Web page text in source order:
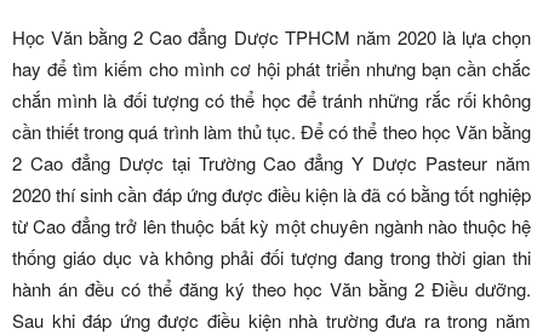
Học Văn bằng 2 Cao đẳng Dược TPHCM năm 2020 là lựa chọn
hay để tìm kiếm cho mình cơ hội phát triển nhưng bạn cần chắc
chắn mình là đối tượng có thể học để tránh những rắc rối không
cần thiết trong quá trình làm thủ tục. Để có thể theo học Văn bằng
2 Cao đẳng Dược tại Trường Cao đẳng Y Dược Pasteur năm
2020 thí sinh cần đáp ứng được điều kiện là đã có bằng tốt nghiệp
từ Cao đẳng trở lên thuộc bất kỳ một chuyên ngành nào thuộc hệ
thống giáo dục và không phải đối tượng đang trong thời gian thi
hành án đều có thể đăng ký theo học Văn bằng 2 Điều dưỡng.
Sau khi đáp ứng được điều kiện nhà trường đưa ra trong năm